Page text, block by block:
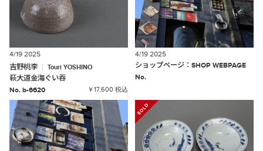
4/19 2025
吉野桃李
Touri YOSHINO
萩大道金海ぐい吞
No. b-6620
￥17,600 税込
4/19 2025
ショップページ ： SHOP WEBPAGE
No.